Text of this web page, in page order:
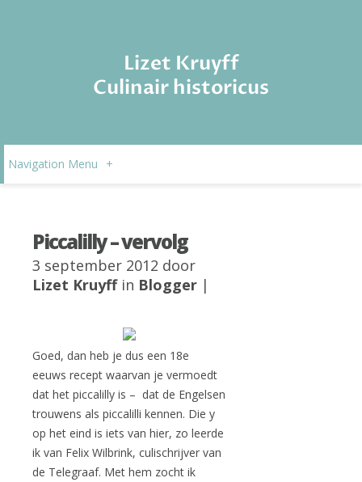
Lizet Kruyff
Culinair historicus
Navigation Menu +
Piccalilly – vervolg
3 september 2012 door
Lizet Kruyffin Blogger |
Goed, dan heb je dus een 18e
eeuws recept waarvan je vermoedt
dat het piccalilly is – dat de Engelsen
trouwens als piccalilli kennen. Die y
op het eind is iets van hier, zo leerde
ik van Felix Wilbrink, culischrijver van
de Telegraaf. Met hem zocht ik